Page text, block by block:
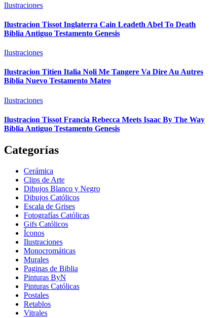
Ilustraciones
Ilustracion Tissot Inglaterra Cain Leadeth Abel To Death
Biblia Antiguo Testamento Genesis
Ilustraciones
Ilustracion Titien Italia Noli Me Tangere Va Dire Au Autres
Biblia Nuevo Testamento Mateo
Ilustraciones
Ilustracion Tissot Francia Rebecca Meets Isaac By The Way
Biblia Antiguo Testamento Genesis
Categorías
Cerámica
Clips de Arte
Dibujos Blanco y Negro
Dibujos Católicos
Escala de Grises
Fotografías Católicas
Gifs Católicos
Íconos
Ilustraciones
Monocromáticas
Murales
Paginas de Biblia
Pinturas ByN
Pinturas Católicas
Postales
Retablos
Vitrales